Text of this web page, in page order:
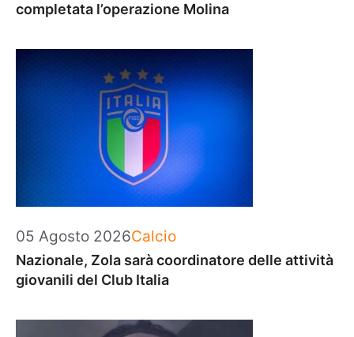
completata l’operazione Molina
05 Agosto 2026Categorie
Calcio
Nazionale, Zola sarà coordinatore delle attività
giovanili del Club Italia